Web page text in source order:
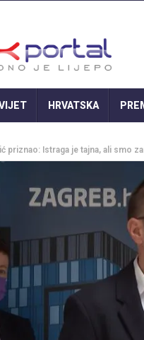
HRVATSKA
priznao: Istraga je tajna, ali smo